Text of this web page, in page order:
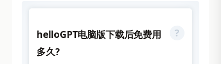
helloGPT电脑版下载后免费用
多久?